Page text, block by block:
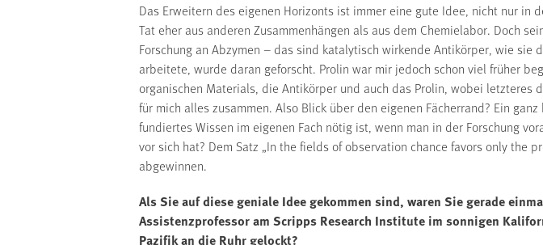
Das Erweitern des eigenen Horizonts ist immer eine gute Idee, nicht nur in
Tat eher aus anderen Zusammenhängen als aus dem Chemielabor. Doch
Forschung an Abzymen – das sind katalytisch wirkende Antikörper, wie
arbeitete, wurde daran geforscht. Prolin war mir jedoch schon viel früher
organischen Materials, die Antikörper und auch das Prolin, wobei
für mich alles zusammen. Also Blick über den eigenen Fächerrand? Ein
fundiertes Wissen im eigenen Fach nötig ist, wenn man in der Forschung
vor sich hat? Dem Satz „In the fields of observation chance favors only the
abgewinnen.
Als Sie auf diese geniale Idee gekommen sind, waren Sie gerade
Assistenzprofessor am Scripps Research Institute im sonnigen
Pazifik an die Ruhr gelockt?